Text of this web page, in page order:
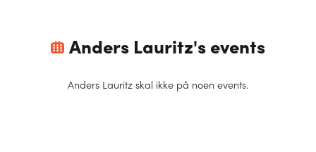
Anders Lauritz's events
Anders Lauritz skal ikke på noen events.